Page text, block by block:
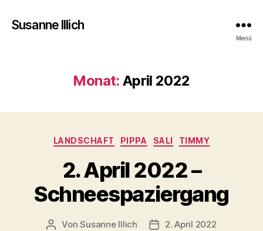
Susanne Illich
Menü
Monat: April 2022
Kategorien
LANDSCHAFT PIPPA SALI TIMMY
2. April 2022 –
Schneespaziergang
Beitragsautor
VonSusanne Illich Veröffentlichungsdatum
2. April 2022